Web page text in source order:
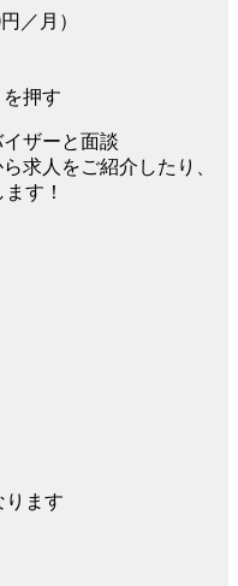
／月）
を押す
イザーと面談
求人をご紹介したり、
す！
ます